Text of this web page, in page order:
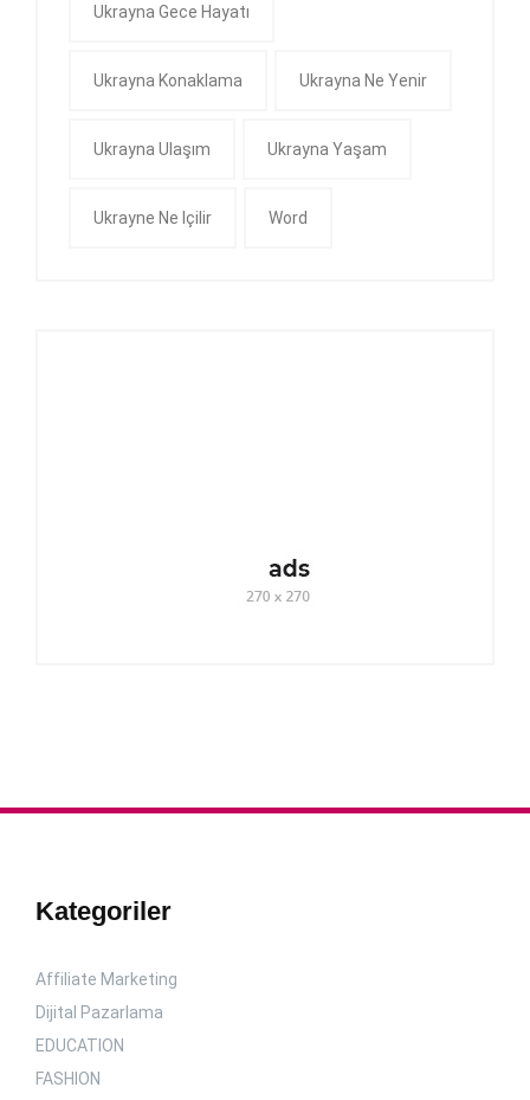
Ukrayna Gece Hayatı
Ukrayna Konaklama Ukrayna Ne Yenir
Ukrayna Ulaşım Ukrayna Yaşam
Ukrayne Ne Içilir Word
Kategoriler
Affiliate Marketing
Dijital Pazarlama
EDUCATION
FASHION